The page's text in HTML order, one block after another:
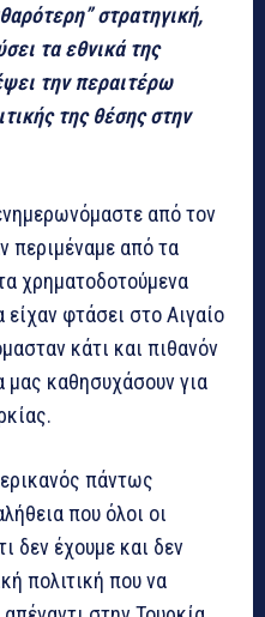
στρατηγική,
τα εθνικά της
την περαιτέρω
της θέσης στην
από τον
περιμέναμε από τα
χρηματοδοτούμενα
φτάσει στο Αιγαίο
κάτι και πιθανόν
μας καθησυχάσουν για
πάντως
που όλοι οι
δεν έχουμε και δεν
πολιτική που να